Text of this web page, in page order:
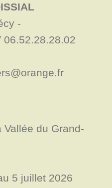
-
06.52.28.28.02
du Grand-
5 juillet 2026